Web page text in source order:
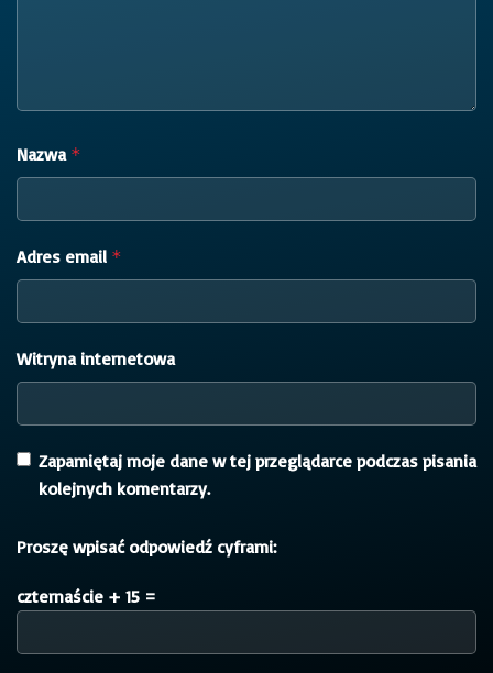
Nazwa *
Adres email *
Witryna internetowa
Zapamiętaj moje dane w tej przeglądarce podczas pisania
kolejnych komentarzy.
Proszę wpisać odpowiedź cyframi:
czternaście + 15 =